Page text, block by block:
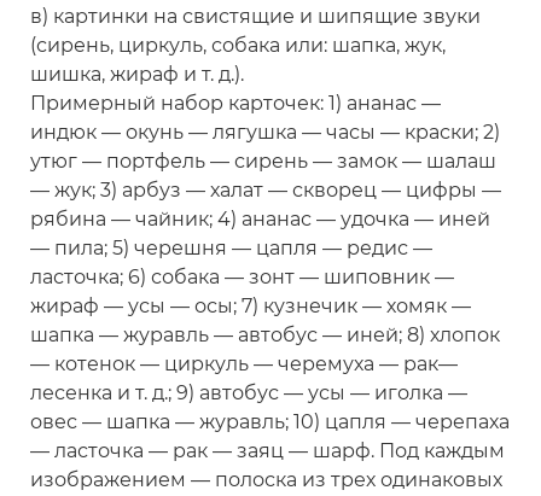
в) картинки на свистящие и шипящие звуки
(сирень, циркуль, собака или: шапка, жук,
шишка, жираф и т. д.).
Примерный набор карточек: 1) ананас —
индюк — окунь — лягушка — часы — краски; 2)
утюг — портфель — сирень — замок — шалаш
— жук; 3) арбуз — халат — скворец — цифры —
рябина — чайник; 4) ананас — удочка — иней
— пила; 5) черешня — цапля — редис —
ласточка; 6) собака — зонт — шиповник —
жираф — усы — осы; 7) кузнечик — хомяк —
шапка — журавль — автобус — иней; 8) хлопок
— котенок — циркуль — черемуха — рак—
лесенка и т. д.; 9) автобус — усы — иголка —
овес — шапка — журавль; 10) цапля — черепаха
— ласточка — рак — заяц — шарф. Под каждым
изображением — полоска из трех одинаковых